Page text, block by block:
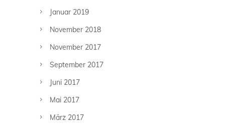
Januar 2019
November 2018
November 2017
September 2017
Juni 2017
Mai 2017
März 2017